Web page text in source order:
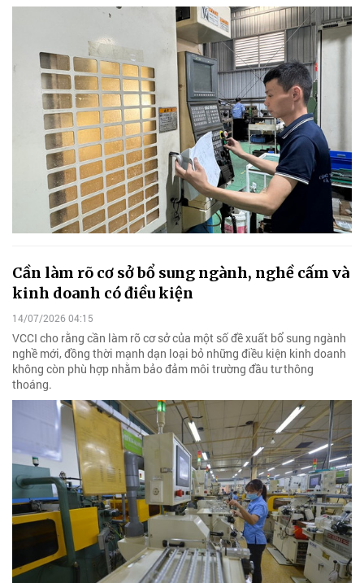
Cần làm rõ cơ sở bổ sung ngành, nghề cấm và
kinh doanh có điều kiện
14/07/2026 04:15
VCCI cho rằng cần làm rõ cơ sở của một số đề xuất bổ sung ngành
nghề mới, đồng thời mạnh dạn loại bỏ những điều kiện kinh doanh
không còn phù hợp nhằm bảo đảm môi trường đầu tư thông
thoáng.